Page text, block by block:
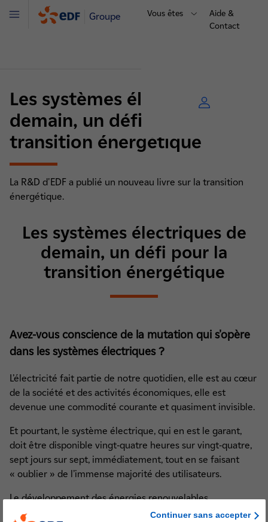
Groupe Vous êtes
Aide &
Contact
Menu
Les systèmes électriques de
demain, un défi pour la
transition énergétique
La R&D d'EDF a publié un nouveau livre sur la transition
énergétique.
Les systèmes électriques de
demain, un défi pour la
transition énergétique
Avez-vous conscience de la mutation qui s'opère
dans les systèmes électriques ?
L’électricité fait partie de notre quotidien, elle est au cœur
de la société et des activités économiques, elle est
devenue une commodité courante et quasiment invisible.
Et pourtant, le système électrique, qui en est le garant,
doit être disponible vingt-quatre heures sur vingt-quatre,
sept jours sur sept, immédiatement, tout en se faisant
« oublier » de l’immense majorité des utilisateurs.
Le développement des énergies renouvelables,
l’émergence des systèmes énergétiques locaux,
Continuer sans accepter